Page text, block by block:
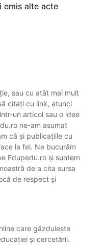
emis alte acte
sau cu atât mai mult
citați cu link, atunci
un articol sau o idee
ne-am asumat
că și publicațiile cu
la fel. Ne bucurăm
Edupedu.ro și suntem
de a cita sursa
de respect și
care găzduiește
și cercetării.